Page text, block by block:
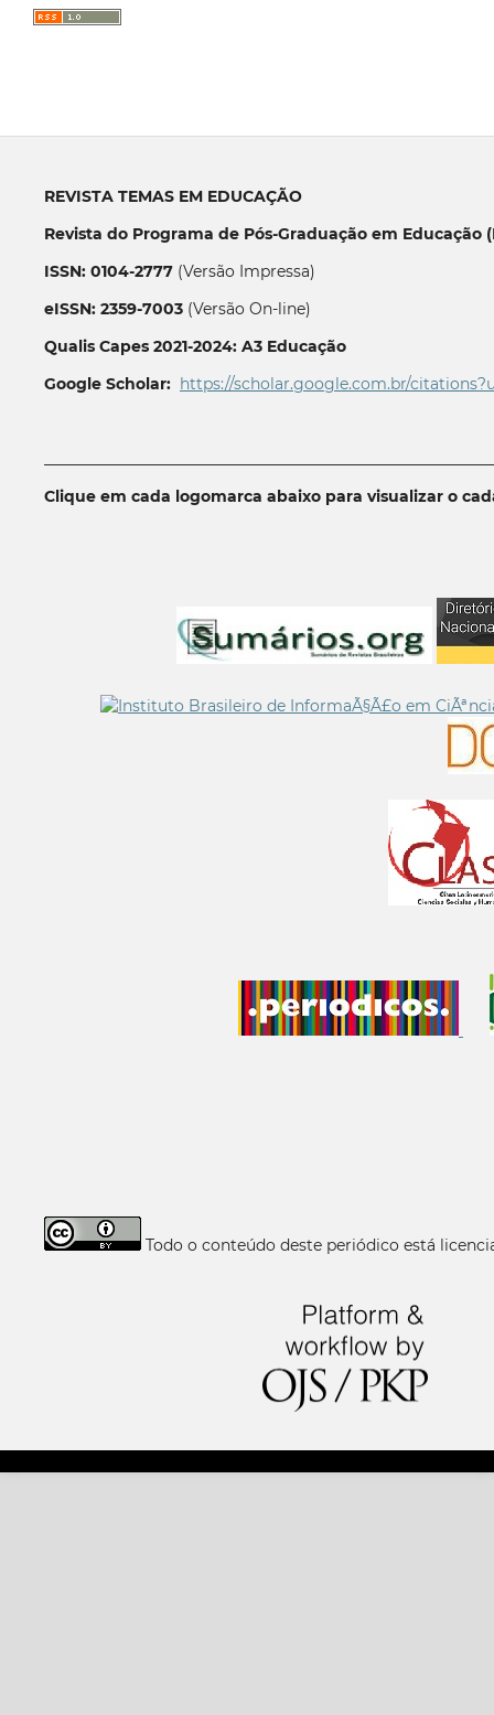
REVISTA TEMAS EM EDUCAÇÃO
Revista do Programa de Pós-Graduação em Educação
ISSN: 0104-2777(Versão Impressa)
eISSN: 2359-7003(Versão On-line)
Qualis Capes 2021-2024: A3 Educação
Google Scholar: https://scholar.google.com.br/
Clique em cada logomarca abaixo para visualizar o
Todo o conteúdo deste periódico está